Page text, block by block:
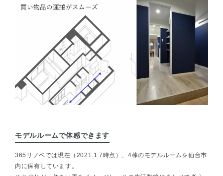
モデルルームで体感できます
365リノベでは現在（2021.1.7時点）、4棟のモデルルームを仙台市
内に保有しています。